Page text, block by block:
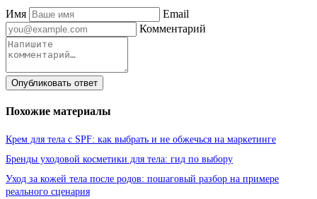
Имя
Email
Комментарий
Опубликовать ответ
Похожие материалы
Крем для тела с SPF: как выбрать и не обжечься на маркетинге
Бренды уходовой косметики для тела: гид по выбору
Уход за кожей тела после родов: пошаговый разбор на примере
реального сценария